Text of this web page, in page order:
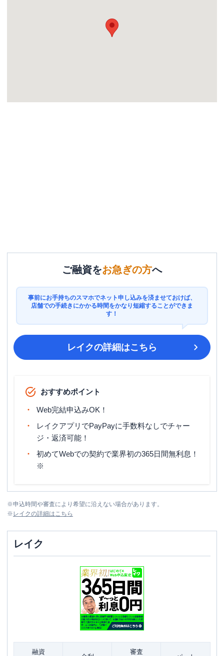
ご融資をお急ぎの方へ
事前にお手持ちのスマホでネット申し込みを済ませておけば、
店舗での手続きにかかる時間をかなり短縮することができま
す！
レイクの詳細はこちら
おすすめポイント
Web完結申込みOK！
レイクアプリでPayPayに手数料なしでチャー
ジ・返済可能！
初めてWebでの契約で業界初の365日間無利息！
※
※申込時間や審査により希望に沿えない場合があります。
※ レイクの詳細はこちら
レイク
融資 審査